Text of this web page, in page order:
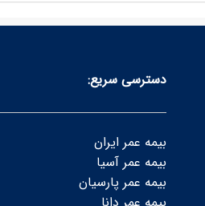
دسترسی سریع:
بیمه عمر ایران
بیمه عمر آسیا
بیمه عمر پارسیان